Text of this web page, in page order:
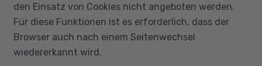
den Einsatz von Cookies nicht angeboten werden.
Für diese Funktionen ist es erforderlich, dass der
Browser auch nach einem Seitenwechsel
wiedererkannt wird.